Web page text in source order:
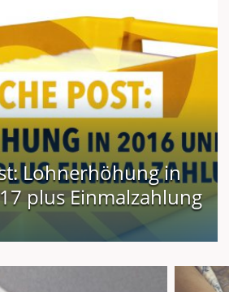
Lohnerhöhung in
plus Einmalzahlung